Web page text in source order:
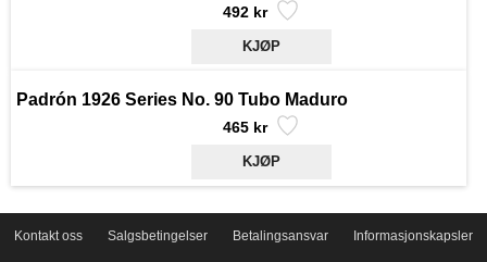
492 kr
Padrón 1926 Series No. 90 Tubo Maduro
465 kr
Kontakt oss Salgsbetingelser Betalingsansvar Informasjonskapsler